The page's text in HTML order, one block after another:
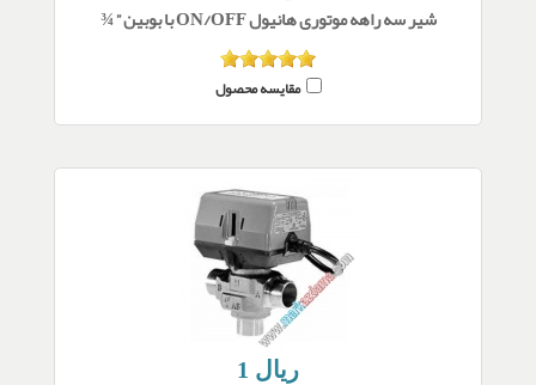
شیر سه راهه موتوری هانیول ON/OFF با بوبین ” ¾
مقایسه محصول
1 ریال